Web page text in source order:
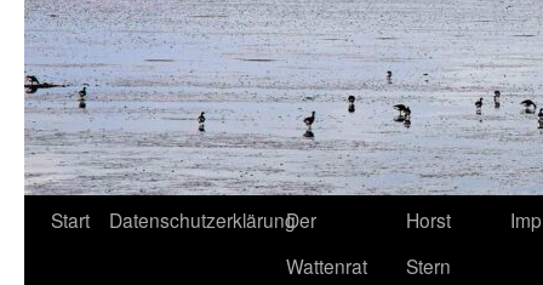
Start DatenschutzerklärungDer
Wattenrat
Horst
Stern